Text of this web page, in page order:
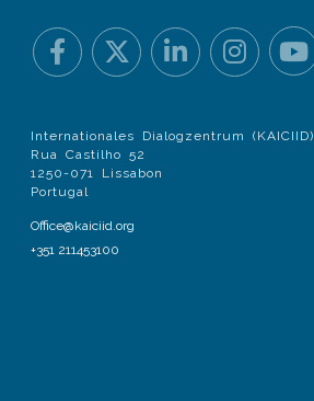
Internationales Dialogzentrum (KAICIID)
Rua Castilho 52
1250-071 Lissabon
Portugal
Office@kaiciid.org
+351 211453100